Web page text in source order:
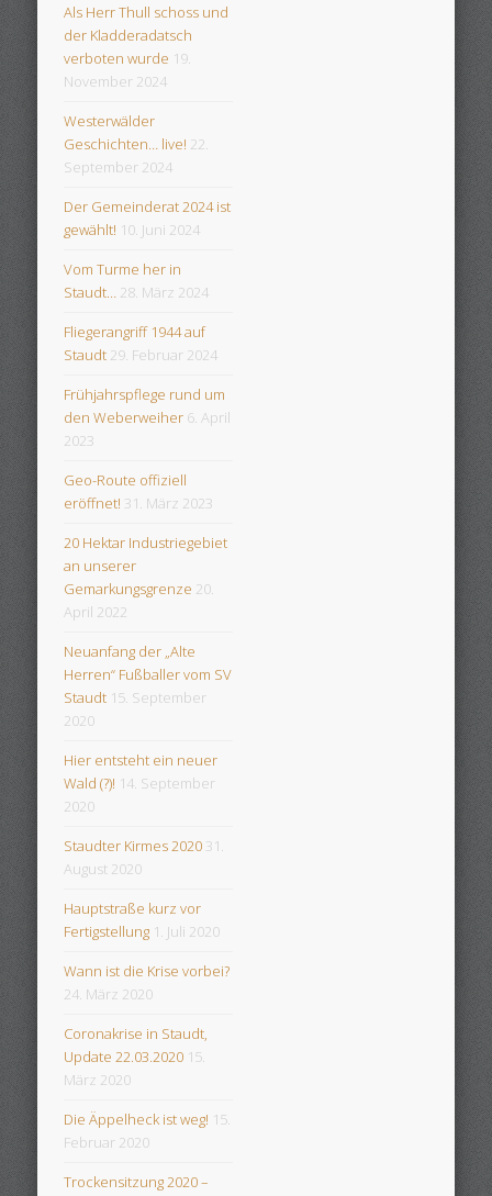
Als Herr Thull schoss und
der Kladderadatsch
verboten wurde 19.
November 2024
Westerwälder
Geschichten… live! 22.
September 2024
Der Gemeinderat 2024 ist
gewählt! 10. Juni 2024
Vom Turme her in
Staudt…
28. März 2024
Fliegerangriff 1944 auf
Staudt 29. Februar 2024
Frühjahrspflege rund um
den Weberweiher 6. April
2023
Geo-Route offiziell
eröffnet! 31. März 2023
20 Hektar Industriegebiet
an unserer
Gemarkungsgrenze 20.
April 2022
Neuanfang der „Alte
Herren“ Fußballer vom SV
Staudt 15. September
2020
Hier entsteht ein neuer
Wald (?)! 14. September
2020
Staudter Kirmes 2020 31.
August 2020
Hauptstraße kurz vor
Fertigstellung 1. Juli 2020
Wann ist die Krise vorbei?
24. März 2020
Coronakrise in Staudt,
Update 22.03.2020 15.
März 2020
Die Äppelheck ist weg! 15.
Februar 2020
Trockensitzung 2020 –